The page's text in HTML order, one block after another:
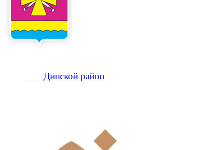
Динской район